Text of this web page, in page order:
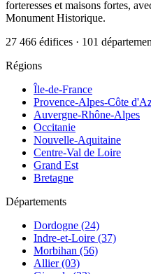
forteresses et maisons fortes,
Monument Historique.
27 466 édifices · 101
Régions
Île-de-France
Provence-Alpes-Côte
Auvergne-Rhône-Alpes
Occitanie
Nouvelle-Aquitaine
Centre-Val de Loire
Grand Est
Bretagne
Départements
Dordogne (24)
Indre-et-Loire (37)
Morbihan (56)
Allier (03)